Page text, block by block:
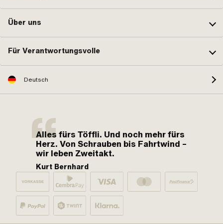
Über uns
Für Verantwortungsvolle
Deutsch
Alles fürs Töffli. Und noch mehr fürs
Herz. Von Schrauben bis Fahrtwind –
wir leben Zweitakt.
Kurt Bernhard